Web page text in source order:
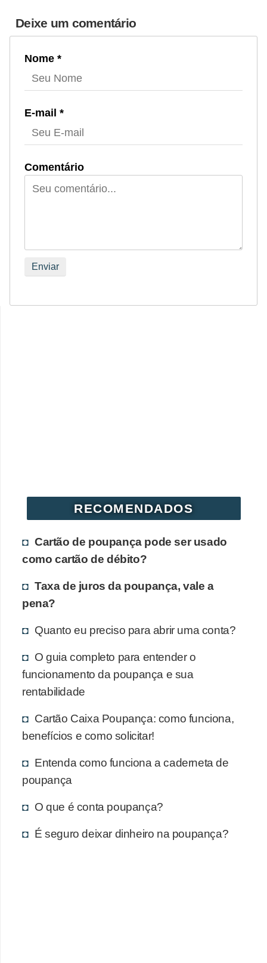
Deixe um comentário
Nome *
E-mail *
Comentário
RECOMENDADOS
Cartão de poupança pode ser usado
como cartão de débito?
Taxa de juros da poupança, vale a
pena?
Quanto eu preciso para abrir uma conta?
O guia completo para entender o
funcionamento da poupança e sua
rentabilidade
Cartão Caixa Poupança: como funciona,
benefícios e como solicitar!
Entenda como funciona a caderneta de
poupança
O que é conta poupança?
É seguro deixar dinheiro na poupança?